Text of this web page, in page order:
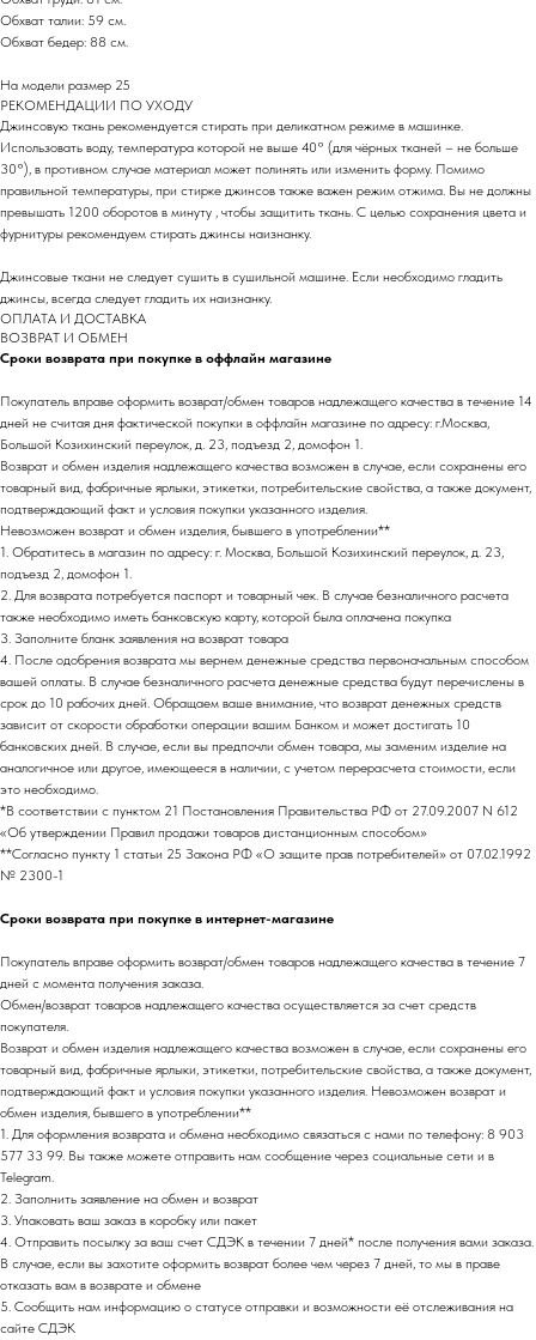
Обхват талии: 59 см.
Обхват бедер: 88 см.
На модели размер 25
РEКОМЕНДАЦИИ ПО УХОДУ
Джинсовую ткань рекомендуется стирать при деликатном режиме в машинке.
Использовать воду, температура которой не выше 40° (для чёрных тканей – не больше
30°), в противном случае материал может полинять или изменить форму. Помимо
правильной температуры, при стирке джинсов также важен режим отжима. Вы не должны
превышать 1200 оборотов в минуту , чтобы защитить ткань. С целью сохранения цвета и
фурнитуры рекомендуем стирать джинсы наизнанку.
Джинсовые ткани не следует сушить в сушильной машине. Если необходимо гладить
джинсы, всегда следует гладить их наизнанку.
ОПЛАТА И ДОСТАВКА
ВОЗВРАТ И ОБМЕН
Сроки возврата при покупке в оффлайн магазине
Покупатель вправе оформить возврат/обмен товаров надлежащего качества в течение 14
дней не считая дня фактической покупки в оффлайн магазине по адресу: г.Москва,
Большой Козихинский переулок, д. 23, подъезд 2, домофон 1.
Возврат и обмен изделия надлежащего качества возможен в случае, если сохранены его
товарный вид, фабричные ярлыки, этикетки, потребительские свойства, а также документ,
подтверждающий факт и условия покупки указанного изделия.
Невозможен возврат и обмен изделия, бывшего в употреблении**
1. Обратитесь в магазин по адресу: г. Москва, Большой Козихинский переулок, д. 23,
подъезд 2, домофон 1.
2. Для возврата потребуется паспорт и товарный чек. В случае безналичного расчета
также необходимо иметь банковскую карту, которой была оплачена покупка
3. Заполните бланк заявления на возврат товара
4. После одобрения возврата мы вернем денежные средства первоначальным способом
вашей оплаты. В случае безналичного расчета денежные средства будут перечислены в
срок до 10 рабочих дней. Обращаем ваше внимание, что возврат денежных средств
зависит от скорости обработки операции вашим Банком и может достигать 10
банковских дней. В случае, если вы предпочли обмен товара, мы заменим изделие на
аналогичное или другое, имеющееся в наличии, с учетом перерасчета стоимости, если
это необходимо.
*В соответствии с пунктом 21 Постановления Правительства РФ от 27.09.2007 N 612
«Об утверждении Правил продажи товаров дистанционным способом»
**Согласно пункту 1 статьи 25 Закона РФ «О защите прав потребителей» от 07.02.1992
№ 2300-1
Сроки возврата при покупке в интернет-магазине
Покупатель вправе оформить возврат/обмен товаров надлежащего качества в течение 7
дней с момента получения заказа.
Обмен/возврат товаров надлежащего качества осуществляется за счет средств
покупателя.
Возврат и обмен изделия надлежащего качества возможен в случае, если сохранены его
товарный вид, фабричные ярлыки, этикетки, потребительские свойства, а также документ,
подтверждающий факт и условия покупки указанного изделия. Невозможен возврат и
обмен изделия, бывшего в употреблении**
1. Для оформления возврата и обмена необходимо связаться с нами по телефону: 8 903
577 33 99. Вы также можете отправить нам сообщение через социальные сети и в
Telegram.
2. Заполнить заявление на обмен и возврат
3. Упаковать ваш заказ в коробку или пакет
4. Отправить посылку за ваш счет СДЭК в течении 7 дней* после получения вами заказа.
В случае, если вы захотите оформить возврат более чем через 7 дней, то мы в праве
отказать вам в возврате и обмене
5. Сообщить нам информацию о статусе отправки и возможности её отслеживания на
сайте СДЭК
НАПИСАТЬ В TELEGRAM
НОВИНКИ ЭТОГО СЕЗОНА!